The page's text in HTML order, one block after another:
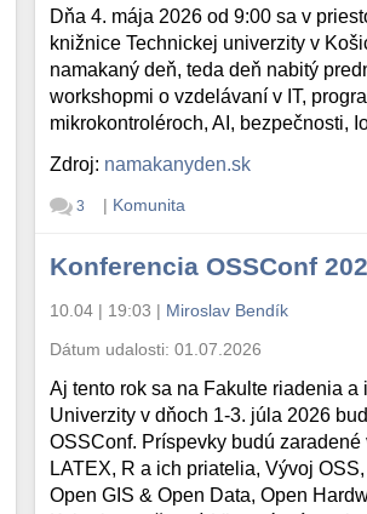
Dňa 4. mája 2026 od 9:00 sa v
knižnice Technickej univerzity v
namakaný deň, teda deň nabitý
workshopmi o vzdelávaní v IT,
mikrokontroléroch, AI, bezpečnosti,
Zdroj: namakanyden.sk
3 | Komunita
Konferencia OSSConf
10.04 | 19:03 | Miroslav Bendík
Dátum udalosti:01.07.2026
Aj tento rok sa na Fakulte riadenia a
Univerzity v dňoch 1-3. júla 2026
OSSConf. Príspevky budú zaradené
LATEX, R a ich priatelia, Vývoj
Open GIS & Open Data, Open